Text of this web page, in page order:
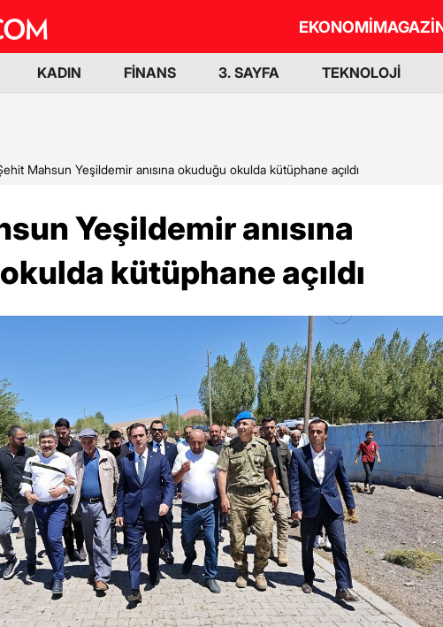
EKONOMİ
KADIN FİNANS 3. SAYFA TEKNOLOJİ
Mahsun Yeşildemir anısına okuduğu okulda kütüphane açıldı
Yeşildemir anısına
kütüphane açıldı